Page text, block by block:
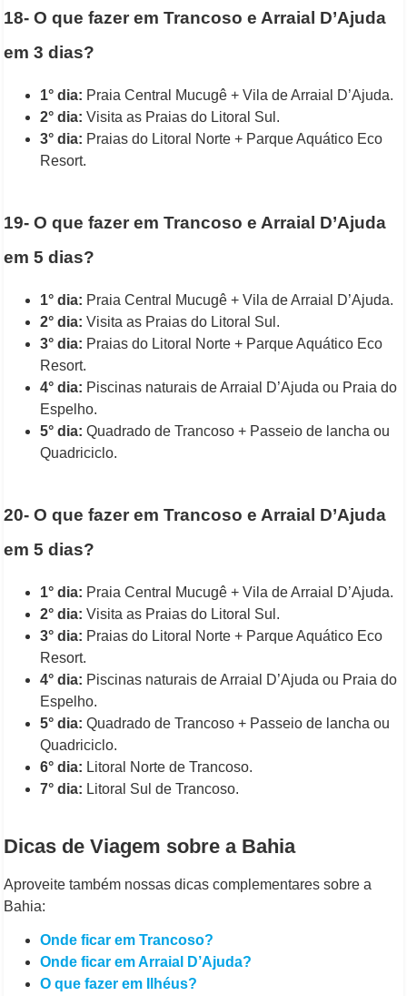
18- O que fazer em Trancoso e Arraial D’Ajuda
em 3 dias?
1° dia: Praia Central Mucugê + Vila de Arraial D’Ajuda.
2° dia: Visita as Praias do Litoral Sul.
3° dia: Praias do Litoral Norte + Parque Aquático Eco
Resort.
19- O que fazer em Trancoso e Arraial D’Ajuda
em 5 dias?
1° dia: Praia Central Mucugê + Vila de Arraial D’Ajuda.
2° dia: Visita as Praias do Litoral Sul.
3° dia: Praias do Litoral Norte + Parque Aquático Eco
Resort.
4° dia: Piscinas naturais de Arraial D’Ajuda ou Praia do
Espelho.
5° dia: Quadrado de Trancoso + Passeio de lancha ou
Quadriciclo.
20- O que fazer em Trancoso e Arraial D’Ajuda
em 5 dias?
1° dia: Praia Central Mucugê + Vila de Arraial D’Ajuda.
2° dia: Visita as Praias do Litoral Sul.
3° dia: Praias do Litoral Norte + Parque Aquático Eco
Resort.
4° dia: Piscinas naturais de Arraial D’Ajuda ou Praia do
Espelho.
5° dia: Quadrado de Trancoso + Passeio de lancha ou
Quadriciclo.
6° dia: Litoral Norte de Trancoso.
7° dia: Litoral Sul de Trancoso.
Dicas de Viagem sobre a Bahia
Aproveite também nossas dicas complementares sobre a
Bahia:
Onde ficar em Trancoso?
Onde ficar em Arraial D’Ajuda?
O que fazer em Ilhéus?